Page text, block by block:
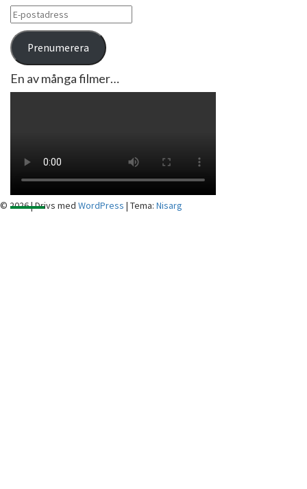
E-
postadress
Prenumerera
En av många filmer…
© 2026|Drivs med WordPress | Tema: Nisarg